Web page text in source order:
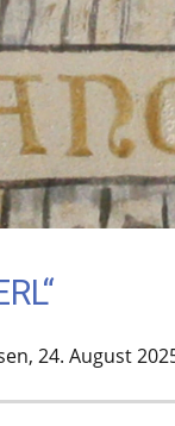
24. August